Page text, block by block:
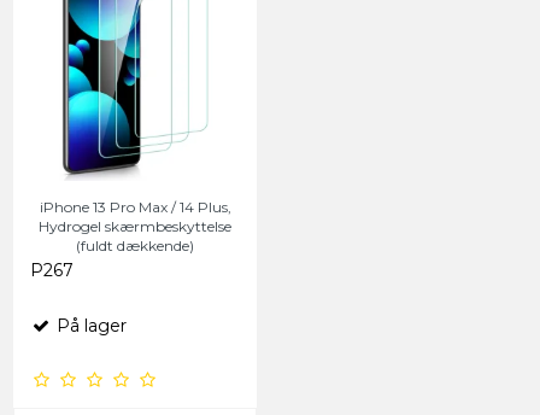
iPhone 13 Pro Max / 14 Plus,
Hydrogel skærmbeskyttelse
(fuldt dækkende)
P267
På lager